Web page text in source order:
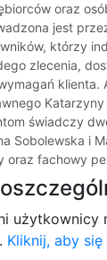
oraz
jest
którzy
zlecenia,
klienta.
świadczy
Sobolewska i
oraz fachowy
użytkownicy
Kliknij, aby